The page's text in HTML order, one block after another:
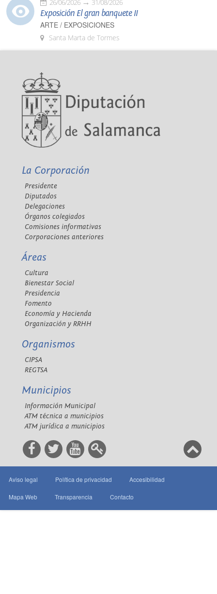
26/06/2026 31/08/2026
Exposición El gran banquete II
ARTE / EXPOSICIONES
Santa Marta de Tormes
La Corporación
Presidente
Diputados
Delegaciones
Órganos colegiados
Comisiones informativas
Corporaciones anteriores
Áreas
Cultura
Bienestar Social
Presidencia
Fomento
Economía y Hacienda
Organización y RRHH
Organismos
CIPSA
REGTSA
Municipios
Información Municipal
ATM técnica a municipios
ATM jurídica a municipios
Aviso legal Política de privacidad Accesibilidad
Mapa Web Transparencia Contacto